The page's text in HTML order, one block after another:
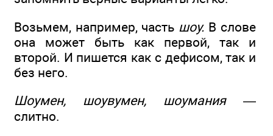
Возьмем, например, часть шоу. В слове
она может быть как первой, так и
второй. И пишется как с дефисом, так и
без него.
Шоумен, шоувумен, шоумания—
слитно.